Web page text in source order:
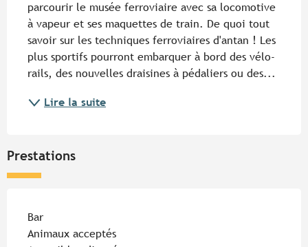
parcourir le musée ferroviaire avec sa locomotive
à vapeur et ses maquettes de train. De quoi tout
savoir sur les techniques ferroviaires d'antan ! Les
plus sportifs pourront embarquer à bord des vélo-
rails, des nouvelles draisines à pédaliers ou des...
Lire la suite
Prestations
Bar
Animaux acceptés